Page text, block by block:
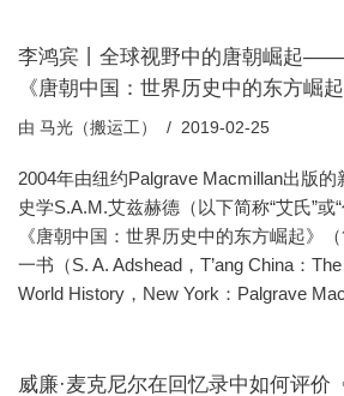
李鸿宾丨全球视野中的唐朝崛起
《唐朝中国：世界历史中的东方崛
由 马光（搬运工） 2019-02-25
2004年由纽约Palgrave Macmillan出版
史学S.A.M.艾兹赫德（以下简称“艾氏”或
《唐朝中国：世界历史中的东方崛起》（
一书（S. A. Adshead，T’ang China：
World History，New York：Palgrave
威廉·麦克尼尔在回忆录中如何评价